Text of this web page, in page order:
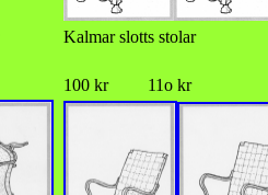
Kalmar slotts stolar
100 kr 11o kr